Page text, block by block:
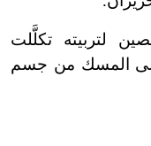
لتربيته تكلَّلت
على المسك من جسم